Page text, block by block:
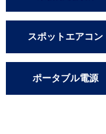
スポットエアコン
ポータブル電源